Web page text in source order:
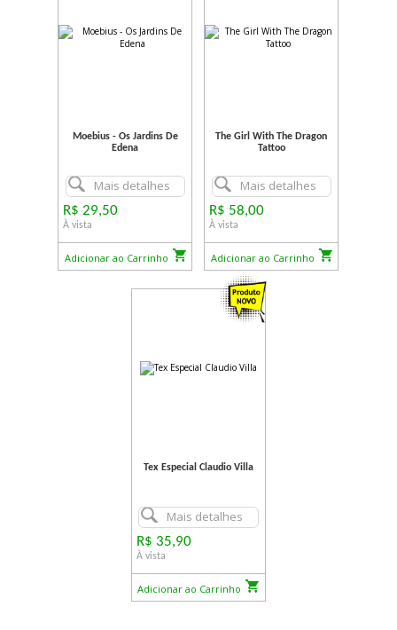
Moebius - Os Jardins De
Edena
Mais detalhes
R$ 29,50
À vista
Adicionar ao Carrinho
The Girl With The Dragon
Tattoo
Mais detalhes
R$ 58,00
À vista
Adicionar ao Carrinho
Tex Especial Claudio Villa
Mais detalhes
R$ 35,90
À vista
Adicionar ao Carrinho